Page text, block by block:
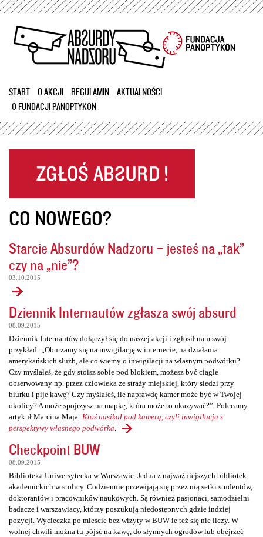
Przejdź
treści
START O AKCJI REGULAMIN
AKTUALNOŚCI
O FUNDACJI PANOPTYKON
CO NOWEGO?
Starcie Absurdów Nadzoru – jesteś na „tak”
czy na „nie”?
03.10.2015
Dziennik Internautów zgłasza swój absurd
08.09.2015
Dziennik Internautów dołączył się do naszej akcji i zgłosił nam swój
przykład: „Oburzamy się na inwigilację w internecie, na działania
amerykańskich służb, ale co wiemy o inwigilacji na własnym podwórku?
Czy myślałeś, że gdy stoisz sobie pod blokiem, możesz być ciągle
obserwowany np. przez człowieka ze straży miejskiej, który siedzi przy
biurku i pije kawę? Czy myślałeś, ile naprawdę kamer może być w Twojej
okolicy? A może spojrzysz na mapkę, która może to ukazywać?”. Polecamy
artykuł Marcina Maja: Ktoś nasikał pod kamerą, czyli inwigilacja z
perspektywy własnego podwórka
Checkpoint BUW
08.09.2015
Biblioteka Uniwersytecka w Warszawie. Jedna z najważniejszych bibliotek
akademickich w stolicy. Codziennie przewijają się przez nią setki studentów,
doktorantów i pracowników naukowych. Są również pasjonaci, samodzielni
badacze i warszawiacy, którzy poszukują niedostępnych gdzie indziej
pozycji. Wycieczka po mieście bez wizyty w BUW-ie też się nie liczy. W
wolnej chwili można tu pójść na kawę, do słynnych ogrodów lub obejrzeć